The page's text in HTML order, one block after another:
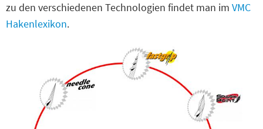
zu den verschiedenen Technologien findet man im VMC
Hakenlexikon.